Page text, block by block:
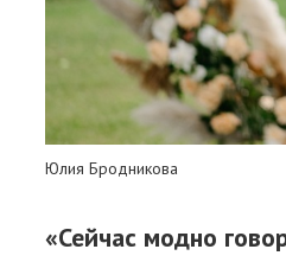
Юлия Бродникова
«Сейчас модно